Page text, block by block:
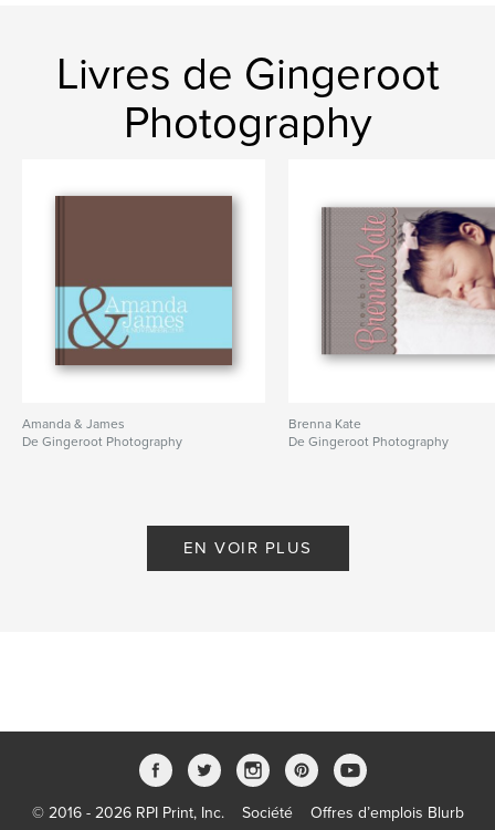
Livres de Gingeroot
Photography
Amanda & James
De Gingeroot Photography
Brenna Kate
De Gingeroot Photography
EN VOIR PLUS
© 2016 - 2026 RPI Print, Inc. Société Offres d’emplois Blurb